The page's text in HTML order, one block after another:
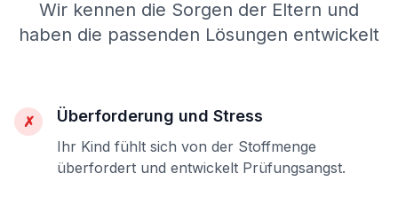
Wir kennen die Sorgen der Eltern und
haben die passenden Lösungen entwickelt
✗ Überforderung und Stress
Ihr Kind fühlt sich von der Stoffmenge
überfordert und entwickelt Prüfungsangst.